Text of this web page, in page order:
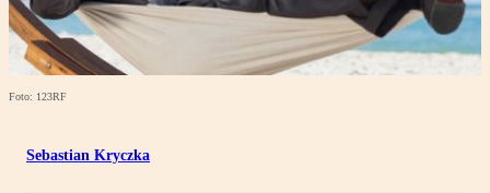
Foto: 123RF
Sebastian Kryczka